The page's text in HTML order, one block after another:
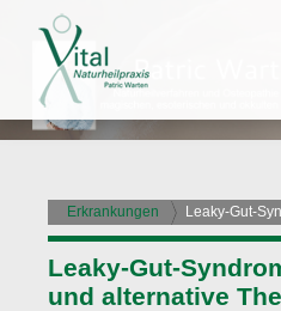
Erkrankungen Leaky-Gut-
Leaky-Gut-
und alternative